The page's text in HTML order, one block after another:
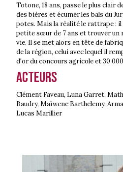
Totone, 18 ans, passe le plus clair
des bières et écumer les bals du
potes. Mais la réalité le rattrape : il
petite sœur de 7 ans et trouver un
vie. Il se met alors en tête de
de la région, celui avec lequel il
d'or du concours agricole et 30
Acteurs
Clément Faveau, Luna Garret,
Baudry, Maïwene Barthelemy,
Lucas Marillier